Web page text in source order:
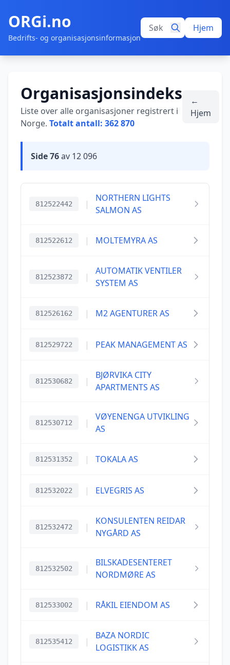
ORGi.no
Bedrifts- og organisasjonsinformasjon
Hjem
Organisasjonsindeks
Liste over alle organisasjoner registrert i
Norge. Totalt antall: 362 870
←
Hjem
Side 76av 12 096
812522442 |
NORTHERN LIGHTS
SALMON AS
812522612 | MOLTEMYRA AS
812523872 |
AUTOMATIK VENTILER
SYSTEM AS
812526162 | M2 AGENTURER AS
812529722 | PEAK MANAGEMENT AS
812530682 |
BJØRVIKA CITY
APARTMENTS AS
812530712 |
VØYENENGA UTVIKLING
AS
812531352 | TOKALA AS
812532022 | ELVEGRIS AS
812532472 |
KONSULENTEN REIDAR
NYGÅRD AS
812532502 |
BILSKADESENTERET
NORDMØRE AS
812533002 | RÅKIL EIENDOM AS
812535412 |
BAZA NORDIC
LOGISTIKK AS